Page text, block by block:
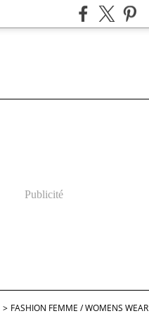
Publicité
> FASHION FEMME / WOMENS WEAR